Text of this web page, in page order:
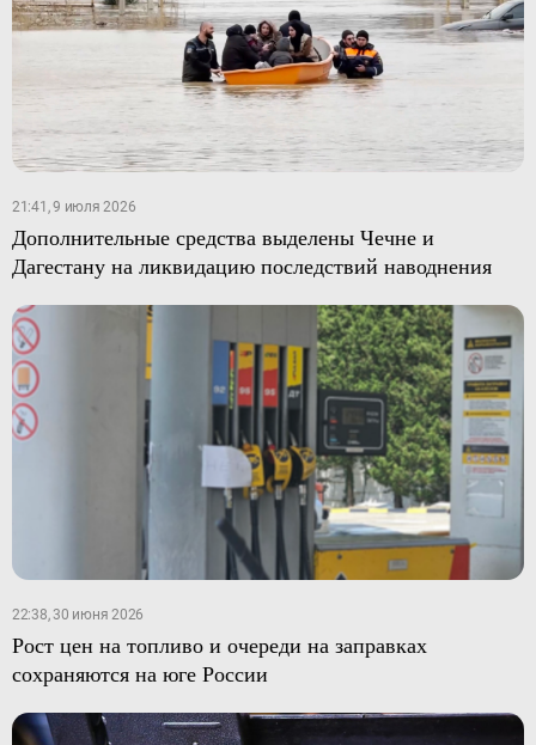
21:41, 9 июля 2026
Дополнительные средства выделены Чечне и
Дагестану на ликвидацию последствий наводнения
22:38, 30 июня 2026
Рост цен на топливо и очереди на заправках
сохраняются на юге России